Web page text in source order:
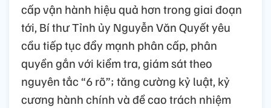
cấp vận hành hiệu quả hơn trong giai đoạn
tới, Bí thư Tỉnh ủy Nguyễn Văn Quyết yêu
cầu tiếp tục đẩy mạnh phân cấp, phân
quyền gắn với kiểm tra, giám sát theo
nguyên tắc “6 rõ”; tăng cường kỷ luật, kỷ
cương hành chính và đề cao trách nhiệm